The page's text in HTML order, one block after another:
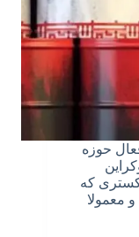
حوزه
که
و معمولا